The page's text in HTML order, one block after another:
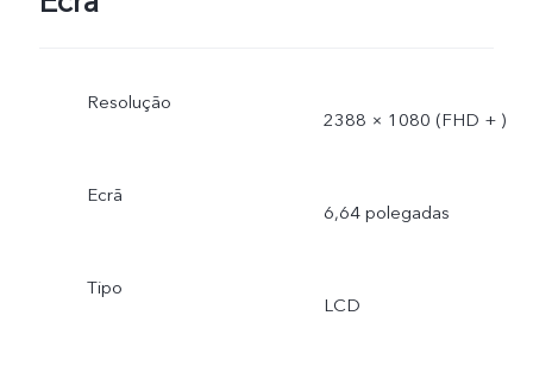
Resolução
2388 × 1080 (FHD + )
Ecrã
6,64 polegadas
Tipo
LCD